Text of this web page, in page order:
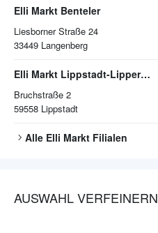
Elli Markt Benteler
Liesborner Straße 24
33449 Langenberg
Elli Markt Lippstadt-Lipperode
Bruchstraße 2
59558 Lippstadt
Alle Elli Markt Filialen
AUSWAHL VERFEINERN